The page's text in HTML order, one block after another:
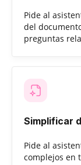
Pide al
del
preguntas
Simplificar
Pide al
complejos en